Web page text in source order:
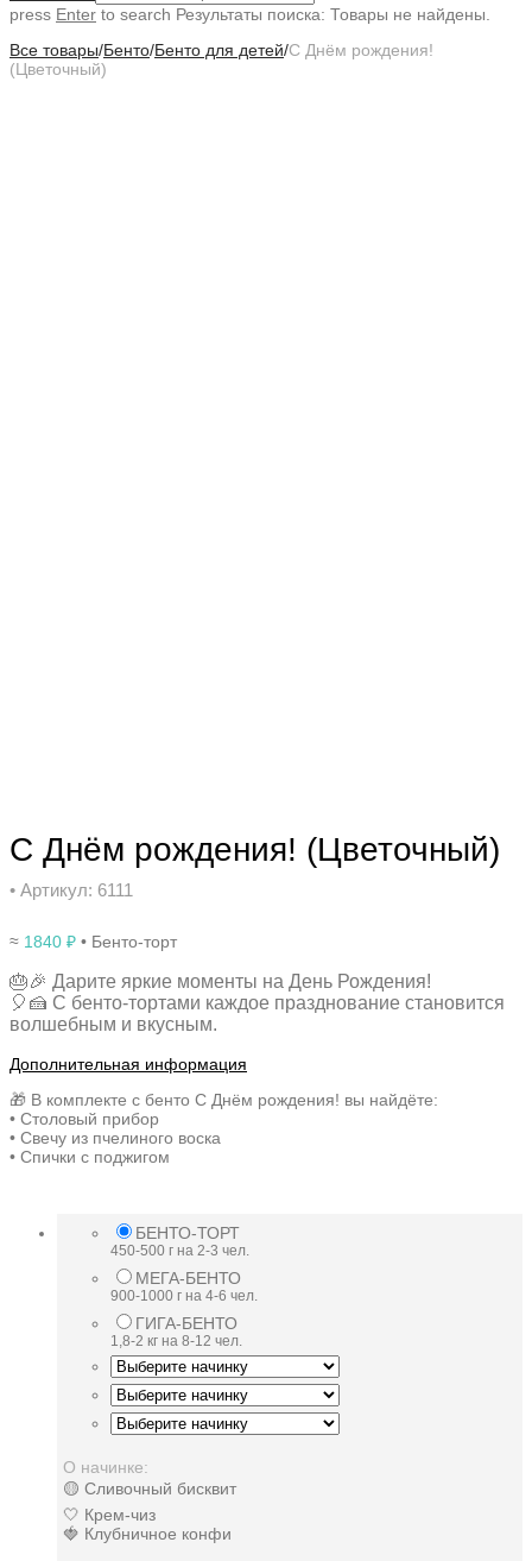
press Enter to search Результаты поиска: Товары не найдены.
Все товары/Бенто/Бенто для детей/С Днём рождения!
(Цветочный)
С Днём рождения! (Цветочный)
• Артикул: 6111
≈ 1840 ₽ • Бенто-торт
🎂🎉 Дарите яркие моменты на День Рождения!
🎈🍰 С бенто-тортами каждое празднование становится
волшебным и вкусным.
Дополнительная информация
🎁 В комплекте с бенто С Днём рождения! вы найдёте:
• Столовый прибор
• Свечу из пчелиного воска
• Спички с поджигом
БЕНТО-ТОРТ
450-500 г на 2-3 чел.
МЕГА-БЕНТО
900-1000 г на 4-6 чел.
ГИГА-БЕНТО
1,8-2 кг на 8-12 чел.
О начинке:
🟡 Сливочный бисквит
🤍 Крем-чиз
🍓 Клубничное конфи